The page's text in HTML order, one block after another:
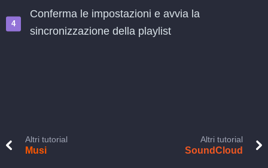
Conferma le impostazioni e avvia la
sincronizzazione della playlist
Altri tutorial
Musi
Altri tutorial
SoundCloud